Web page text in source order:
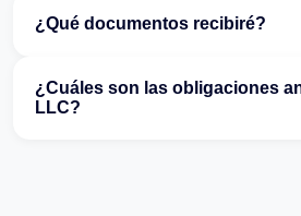
¿Qué documentos recibiré?
¿Cuáles son las obligaciones
LLC?